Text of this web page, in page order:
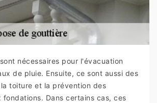
nécessaires pour l'évacuation
de pluie. Ensuite, ce sont aussi des
toiture et la prévention des
fondations. Dans certains cas, ces